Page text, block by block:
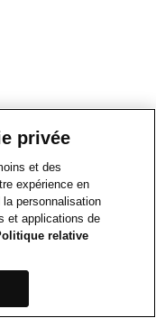
privée
et des
expérience en
personnalisation
et applications de
relative